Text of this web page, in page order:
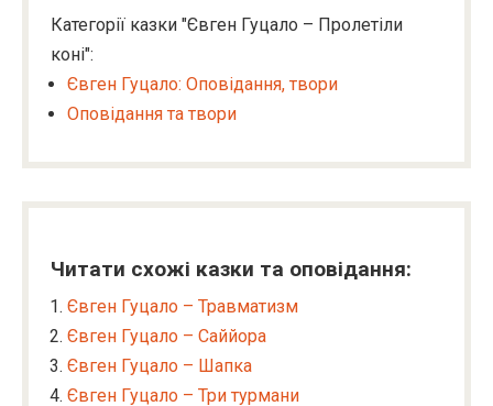
Категорії казки "Євген Гуцало – Пролетіли
коні":
Євген Гуцало: Оповідання, твори
Оповідання та твори
Читати схожі казки та оповідання:
Євген Гуцало – Травматизм
Євген Гуцало – Саййора
Євген Гуцало – Шапка
Євген Гуцало – Три турмани